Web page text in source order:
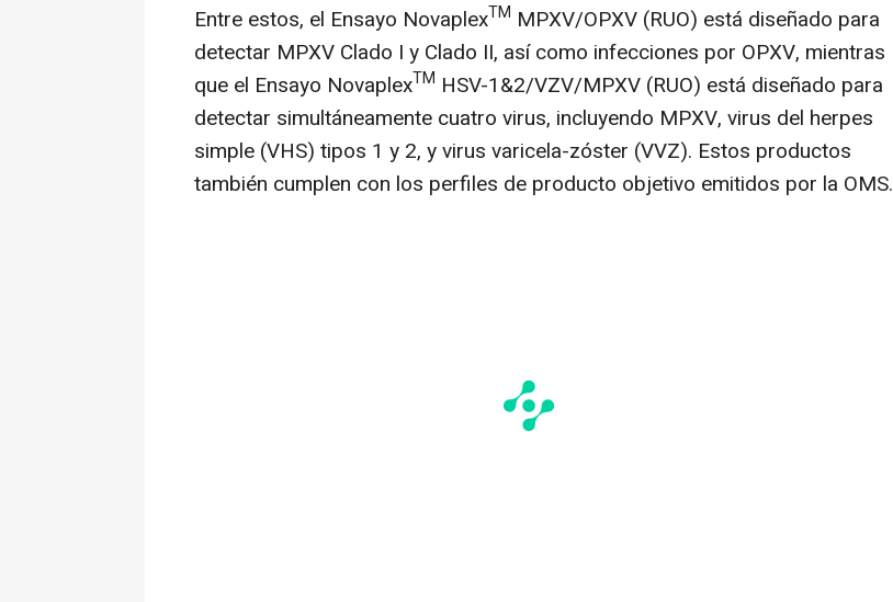
Entre estos, el Ensayo NovaplexTM MPXV/OPXV (RUO) está diseñado para
detectar MPXV Clado I y Clado II, así como infecciones por OPXV, mientras
que el Ensayo NovaplexTM HSV-1&2/VZV/MPXV (RUO) está diseñado para
detectar simultáneamente cuatro virus, incluyendo MPXV, virus del herpes
simple (VHS) tipos 1 y 2, y virus varicela-zóster (VVZ). Estos productos
también cumplen con los perfiles de producto objetivo emitidos por la OMS.